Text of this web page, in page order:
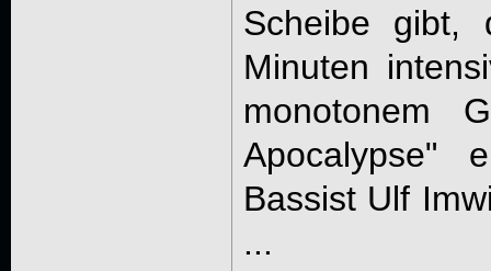
Scheibe gibt,
Minuten
monotonem
Apocalypse"
Bassist Ulf
...